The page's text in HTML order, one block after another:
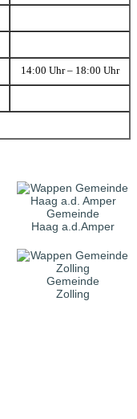
14:00 Uhr – 18:00 Uhr
Gemeinde
Haag a.d.Amper
Gemeinde
Zolling